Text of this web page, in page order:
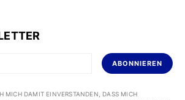
ABONNIEREN
MICH DAMIT EINVERSTANDEN, DASS MICH